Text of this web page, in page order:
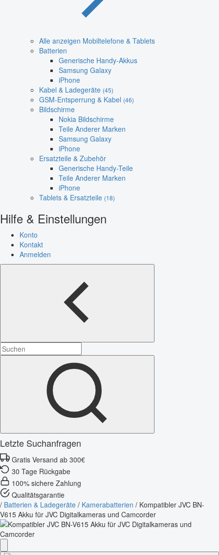
Alle anzeigen Mobiltelefone & Tablets
Batterien
Generische Handy-Akkus
Samsung Galaxy
iPhone
Kabel & Ladegeräte (45)
GSM-Entsperrung & Kabel (46)
Bildschirme
Nokia Bildschirme
Teile Anderer Marken
Samsung Galaxy
iPhone
Ersatzteile & Zubehör
Generische Handy-Teile
Teile Anderer Marken
iPhone
Tablets & Ersatzteile (18)
Hilfe & Einstellungen
Konto
Kontakt
Anmelden
Letzte Suchanfragen
Gratis Versand ab 300€
30 Tage Rückgabe
100% sichere Zahlung
Qualitätsgarantie
/ Batterien & Ladegeräte / Kamerabatterien / Kompatibler JVC BN-
V615 Akku für JVC Digitalkameras und Camcorder